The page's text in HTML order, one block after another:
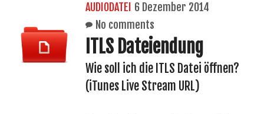
AUDIODATEI 6 Dezember 2014
No comments
ITLS Dateiendung
Wie soll ich die ITLS Datei öffnen?
(iTunes Live Stream URL)